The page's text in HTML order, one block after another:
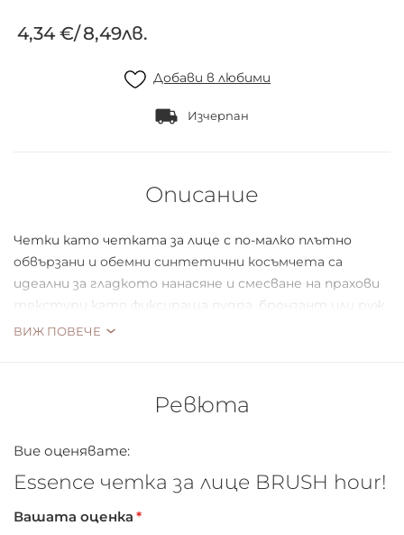
4,34 €/8,49лв.
Добави в любими
Изчерпан
Описание
Четки като четката за лице с по-малко плътно
обвързани и обемни синтетични косъмчета са
идеални за гладкото нанасяне и смесване на прахови
текстури като фиксираща пудра, бронзант или руж.
Тази четка е идеална за безпроблемно лесен на
серия “It’s Brush Hour” е тук! Състои се от 5 супер
меки, скъпоценни четки и поставка за тях. От
прецизна четка за сенки до голяма buffer четка за
лице - всичко, което можете да поискате.
ВИЖ ПОВЕЧЕ
Ревюта
Вие оценявате:
Essence четка за лице BRUSH hour!
Вашата оценка